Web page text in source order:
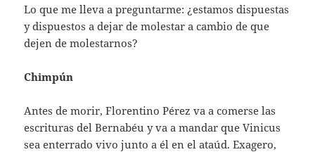
Lo que me lleva a preguntarme: ¿estamos dispuestas
y dispuestos a dejar de molestar a cambio de que
dejen de molestarnos?
Chimpún
Antes de morir, Florentino Pérez va a comerse las
escrituras del Bernabéu y va a mandar que Vinicus
sea enterrado vivo junto a él en el ataúd. Exagero,